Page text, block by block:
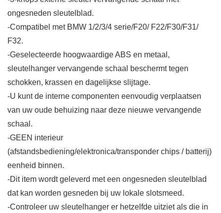
ongesneden sleutelblad.
-Compatibel met BMW 1/2/3/4 serie/F20/ F22/F30/F31/
F32.
-Geselecteerde hoogwaardige ABS en metaal,
sleutelhanger vervangende schaal beschermt tegen
schokken, krassen en dagelijkse slijtage.
-U kunt de interne componenten eenvoudig verplaatsen
van uw oude behuizing naar deze nieuwe vervangende
schaal.
-GEEN interieur
(afstandsbediening/elektronica/transponder chips / batterij)
eenheid binnen.
-Dit item wordt geleverd met een ongesneden sleutelblad
dat kan worden gesneden bij uw lokale slotsmeed.
-Controleer uw sleutelhanger er hetzelfde uitziet als die in